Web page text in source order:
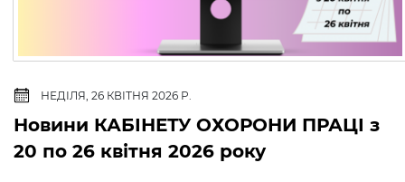
НЕДІЛЯ, 26 КВІТНЯ 2026 Р.
Новини КАБІНЕТУ ОХОРОНИ ПРАЦІ з
20 по 26 квітня 2026 року